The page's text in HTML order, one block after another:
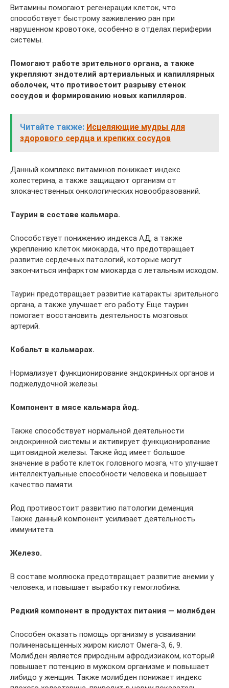
Витамины помогают регенерации клеток, что
способствует быстрому заживлению ран при
нарушенном кровотоке, особенно в отделах периферии
системы.
Помогают работе зрительного органа, а также
укрепляют эндотелий артериальных и капиллярных
оболочек, что противостоит разрыву стенок
сосудов и формированию новых капилляров.
Читайте также: Исцеляющие мудры для
здорового сердца и крепких сосудов
Данный комплекс витаминов понижает индекс
холестерина, а также защищают организм от
злокачественных онкологических новообразований.
Таурин в составе кальмара.
Способствует понижению индекса АД, а также
укреплению клеток миокарда, что предотвращает
развитие сердечных патологий, которые могут
закончиться инфарктом миокарда с летальным исходом.
Таурин предотвращает развитие катаракты зрительного
органа, а также улучшает его работу. Еще таурин
помогает восстановить деятельность мозговых
артерий.
Кобальт в кальмарах.
Нормализует функционирование эндокринных органов и
поджелудочной железы.
Компонент в мясе кальмара йод.
Также способствует нормальной деятельности
эндокринной системы и активирует функционирование
щитовидной железы. Также йод имеет большое
значение в работе клеток головного мозга, что улучшает
интеллектуальные способности человека и повышает
качество памяти.
Йод противостоит развитию патологии деменция.
Также данный компонент усиливает деятельность
иммунитета.
Железо.
В составе моллюска предотвращает развитие анемии у
человека, и повышает выработку гемоглобина.
Редкий компонент в продуктах питания — молибден
Способен оказать помощь организму в усваивании
полиненасыщенных жиром кислот Омега-3, 6, 9.
Молибден является природным афродизиаком, который
повышает потенцию в мужском организме и повышает
либидо у женщин. Также молибден понижает индекс